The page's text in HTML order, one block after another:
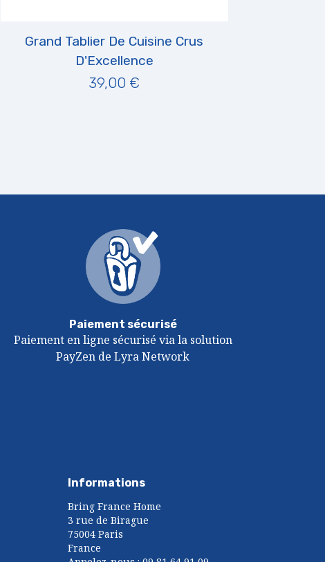
Grand Tablier De Cuisine Crus
D'Excellence
39,00 €
Paiement sécurisé
Paiement en ligne sécurisé via la solution
PayZen de Lyra Network
Informations
Bring France Home
3 rue de Birague
75004 Paris
France